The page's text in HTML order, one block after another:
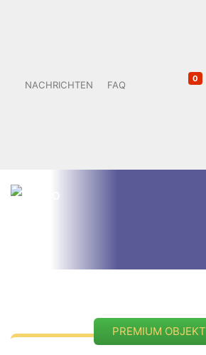
NACHRICHTEN FAQ
0
PREMIUM OBJEKT